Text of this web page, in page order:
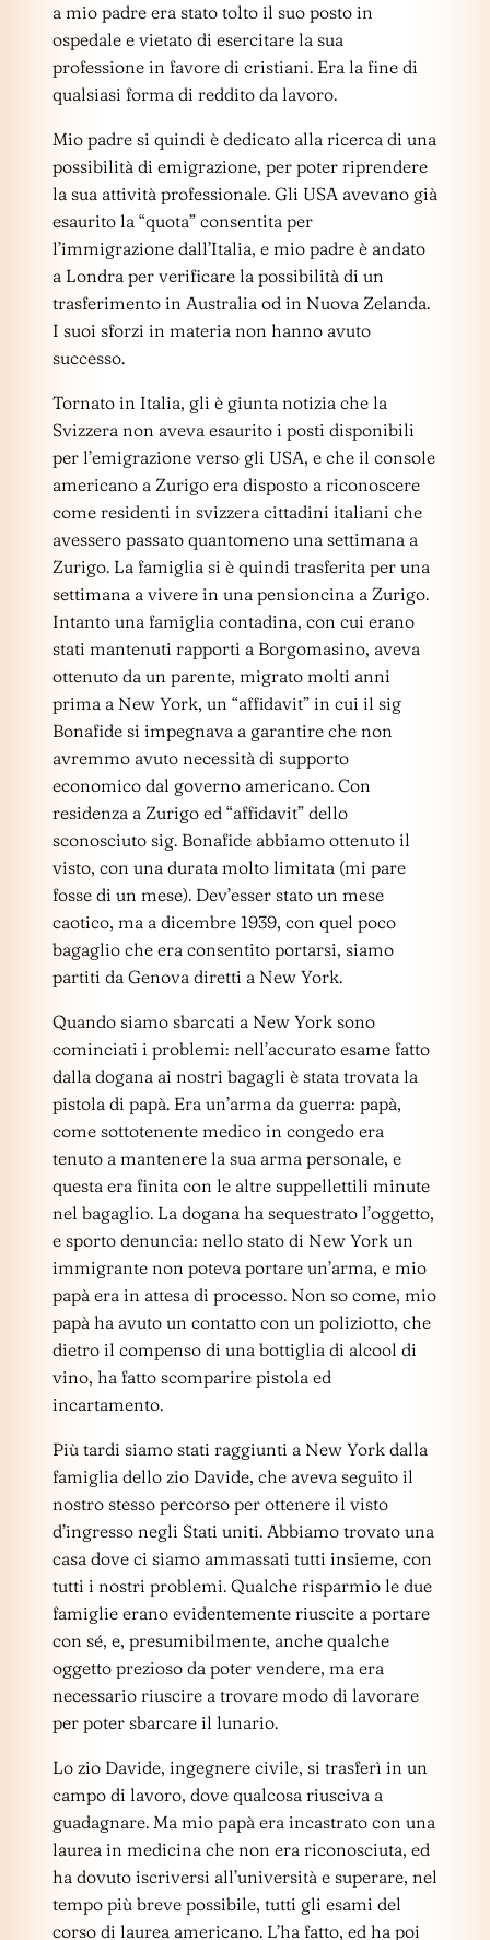
a mio padre era stato tolto il suo posto in
ospedale e vietato di esercitare la sua
professione in favore di cristiani. Era la fine di
qualsiasi forma di reddito da lavoro.
Mio padre si quindi è dedicato alla ricerca di una
possibilità di emigrazione, per poter riprendere
la sua attività professionale. Gli USA avevano già
esaurito la “quota” consentita per
l’immigrazione dall’Italia, e mio padre è andato
a Londra per verificare la possibilità di un
trasferimento in Australia od in Nuova Zelanda.
I suoi sforzi in materia non hanno avuto
successo.
Tornato in Italia, gli è giunta notizia che la
Svizzera non aveva esaurito i posti disponibili
per l’emigrazione verso gli USA, e che il console
americano a Zurigo era disposto a riconoscere
come residenti in svizzera cittadini italiani che
avessero passato quantomeno una settimana a
Zurigo. La famiglia si è quindi trasferita per una
settimana a vivere in una pensioncina a Zurigo.
Intanto una famiglia contadina, con cui erano
stati mantenuti rapporti a Borgomasino, aveva
ottenuto da un parente, migrato molti anni
prima a New York, un “affidavit” in cui il sig
Bonafide si impegnava a garantire che non
avremmo avuto necessità di supporto
economico dal governo americano. Con
residenza a Zurigo ed “affidavit” dello
sconosciuto sig. Bonafide abbiamo ottenuto il
visto, con una durata molto limitata (mi pare
fosse di un mese). Dev’esser stato un mese
caotico, ma a dicembre 1939, con quel poco
bagaglio che era consentito portarsi, siamo
partiti da Genova diretti a New York.
Quando siamo sbarcati a New York sono
cominciati i problemi: nell’accurato esame fatto
dalla dogana ai nostri bagagli è stata trovata la
pistola di papà. Era un’arma da guerra: papà,
come sottotenente medico in congedo era
tenuto a mantenere la sua arma personale, e
questa era finita con le altre suppellettili minute
nel bagaglio. La dogana ha sequestrato l’oggetto,
e sporto denuncia: nello stato di New York un
immigrante non poteva portare un’arma, e mio
papà era in attesa di processo. Non so come, mio
papà ha avuto un contatto con un poliziotto, che
dietro il compenso di una bottiglia di alcool di
vino, ha fatto scomparire pistola ed
incartamento.
Più tardi siamo stati raggiunti a New York dalla
famiglia dello zio Davide, che aveva seguito il
nostro stesso percorso per ottenere il visto
d’ingresso negli Stati uniti. Abbiamo trovato una
casa dove ci siamo ammassati tutti insieme, con
tutti i nostri problemi. Qualche risparmio le due
famiglie erano evidentemente riuscite a portare
con sé, e, presumibilmente, anche qualche
oggetto prezioso da poter vendere, ma era
necessario riuscire a trovare modo di lavorare
per poter sbarcare il lunario.
Lo zio Davide, ingegnere civile, si trasferì in un
campo di lavoro, dove qualcosa riusciva a
guadagnare. Ma mio papà era incastrato con una
laurea in medicina che non era riconosciuta, ed
ha dovuto iscriversi all’università e superare, nel
tempo più breve possibile, tutti gli esami del
corso di laurea americano. L’ha fatto, ed ha poi